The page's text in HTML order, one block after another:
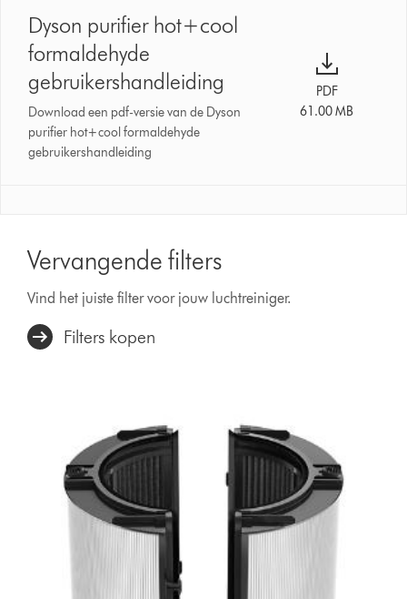
Dyson purifier hot+cool
formaldehyde
gebruikershandleiding
Download een pdf-versie van de Dyson
purifier hot+cool formaldehyde
gebruikershandleiding
PDF
61.00 MB
Vervangende filters
Vind het juiste filter voor jouw luchtreiniger.
Filters kopen